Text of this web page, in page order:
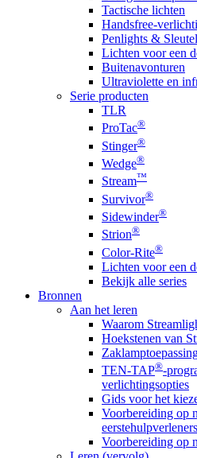
Tactische lichten
Handsfree-
Penlights &
Lichten voor een
Buitenavonturen
Ultraviolette en
Serie producten
TLR
ProTac®
Stinger®
Wedge®
Stream™
Survivor®
Sidewinder®
Strion®
Color-Rite®
Lichten voor een
Bekijk alle series
Bronnen
Aan het leren
Waarom
Hoekstenen van
TEN-TAP®-
verlichtingsopties
Gids voor het
Voorbereiding op
eerstehulpverleners
Voorbereiding op